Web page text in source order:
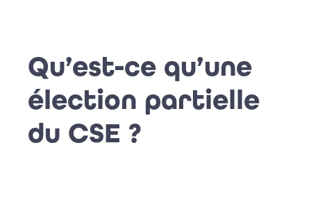
Qu’est-ce qu’une
élection partielle
du CSE ?